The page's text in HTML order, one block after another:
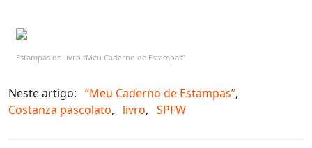
Estampas do livro “Meu Caderno de Estampas”
Neste artigo: “Meu Caderno de Estampas”,
Costanza pascolato, livro, SPFW